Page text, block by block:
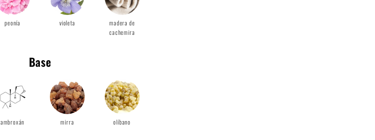
peonía violeta
madera de
cachemira
Base
ambroxán mirra olíbano